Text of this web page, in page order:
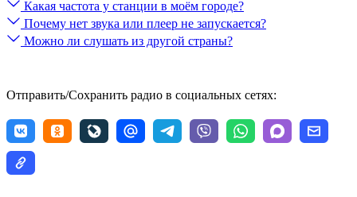
Какая частота у станции в моём городе?
Почему нет звука или плеер не запускается?
Можно ли слушать из другой страны?
Отправить/Сохранить радио в социальных сетях: